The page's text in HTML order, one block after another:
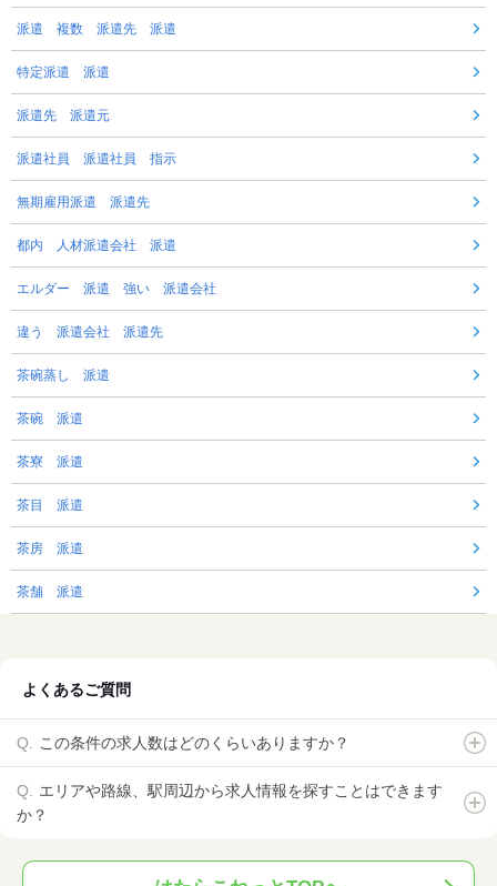
派遣 複数 派遣先 派遣
特定派遣 派遣
派遣先 派遣元
派遣社員 派遣社員 指示
無期雇用派遣 派遣先
都内 人材派遣会社 派遣
エルダー 派遣 強い 派遣会社
違う 派遣会社 派遣先
茶碗蒸し 派遣
茶碗 派遣
茶寮 派遣
茶目 派遣
茶房 派遣
茶舗 派遣
よくあるご質問
この条件の求人数はどのくらいありますか？
エリアや路線、駅周辺から求人情報を探すことはできます
か？